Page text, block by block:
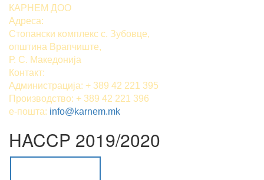
КАРНЕМ ДОО
Адреса:
Стопански комплекс с. Зубовце,
општина Врапчиште,
Р. С. Македонија
Контакт:
Администрација: + 389 42 221 395
Производство: + 389 42 221 396
е-пошта: info@karnem.mk
HACCP 2019/2020